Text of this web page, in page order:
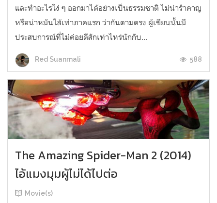
และทำอะไรโง่ ๆ ออกมาได้อย่างเป็นธรรมชาติ ไม่น่ารำคาญ
หรือน่าหมันไส้เท่าภาคแรก ว่ากันตามตรง ผู้เขียนนั้นมี
ประสบการณ์ที่ไม่ค่อยดีสักเท่าไหร่นักกับ...
Red Suanmali 588
The Amazing Spider-Man 2 (2014)
ไอ้แมงมุมผู้ไม่ได้ไปต่อ
Movie(s)